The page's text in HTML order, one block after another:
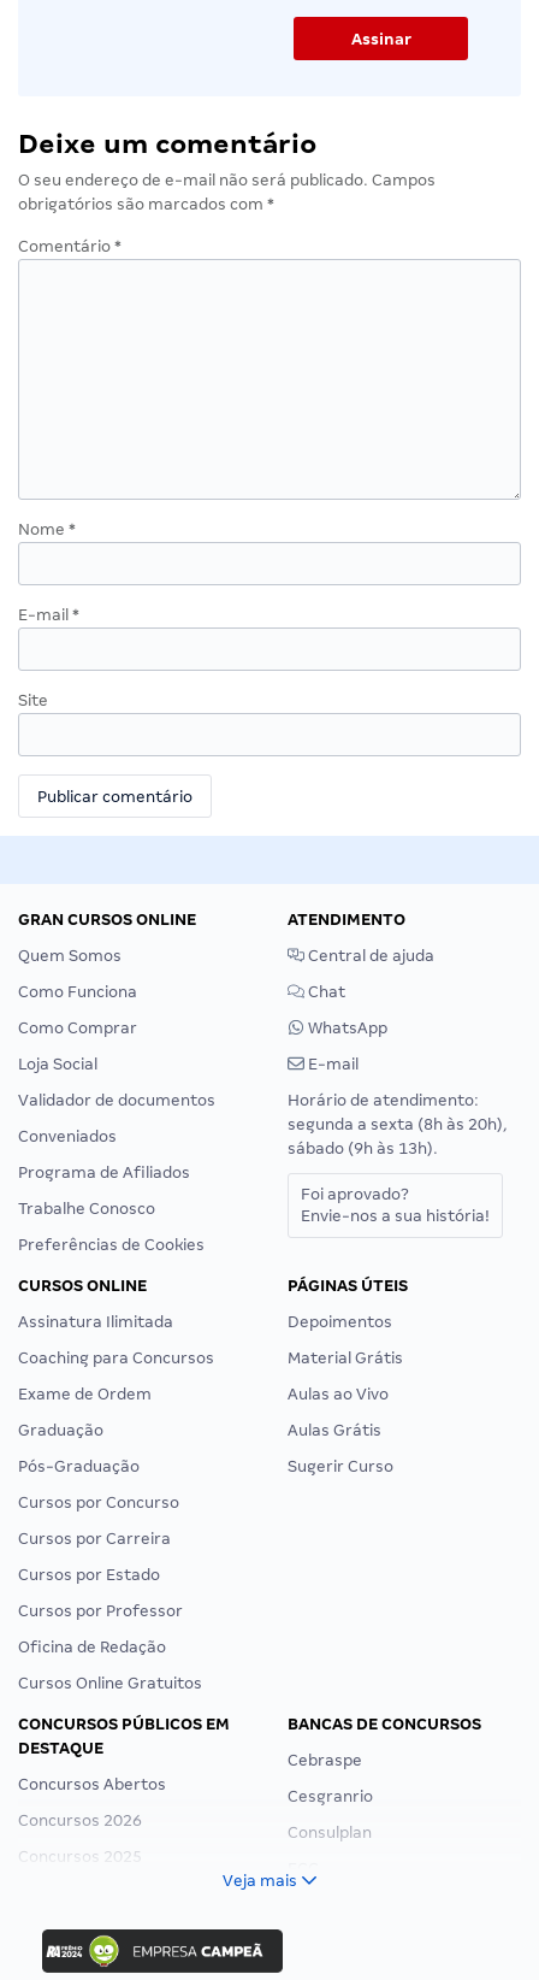
Deixe um comentário
O seu endereço de e-mail não será publicado. Campos
obrigatórios são marcados com *
Comentário *
Nome *
E-mail *
Site
GRAN CURSOS ONLINE
Quem Somos
Como Funciona
Como Comprar
Loja Social
Validador de documentos
Conveniados
Programa de Afiliados
Trabalhe Conosco
Preferências de Cookies
ATENDIMENTO
Central de ajuda
Chat
WhatsApp
E-mail
Horário de atendimento:
segunda a sexta (8h às 20h),
sábado (9h às 13h).
Foi aprovado?
Envie-nos a sua história!
CURSOS ONLINE
Assinatura Ilimitada
Coaching para Concursos
Exame de Ordem
Graduação
Pós-Graduação
Cursos por Concurso
Cursos por Carreira
Cursos por Estado
Cursos por Professor
Oficina de Redação
Cursos Online Gratuitos
PÁGINAS ÚTEIS
Depoimentos
Material Grátis
Aulas ao Vivo
Aulas Grátis
Sugerir Curso
CONCURSOS PÚBLICOS EM
DESTAQUE
Concursos Abertos
Concursos 2026
Concursos 2025
Concurso Ibama
Concurso MPU
BANCAS DE CONCURSOS
Cebraspe
Cesgranrio
Consulplan
Veja mais